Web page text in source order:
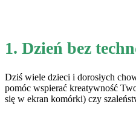
1. Dzień bez
Dziś wiele dzieci i dorosłych
pomóc wspierać kreatywność
się w ekran komórki) czy